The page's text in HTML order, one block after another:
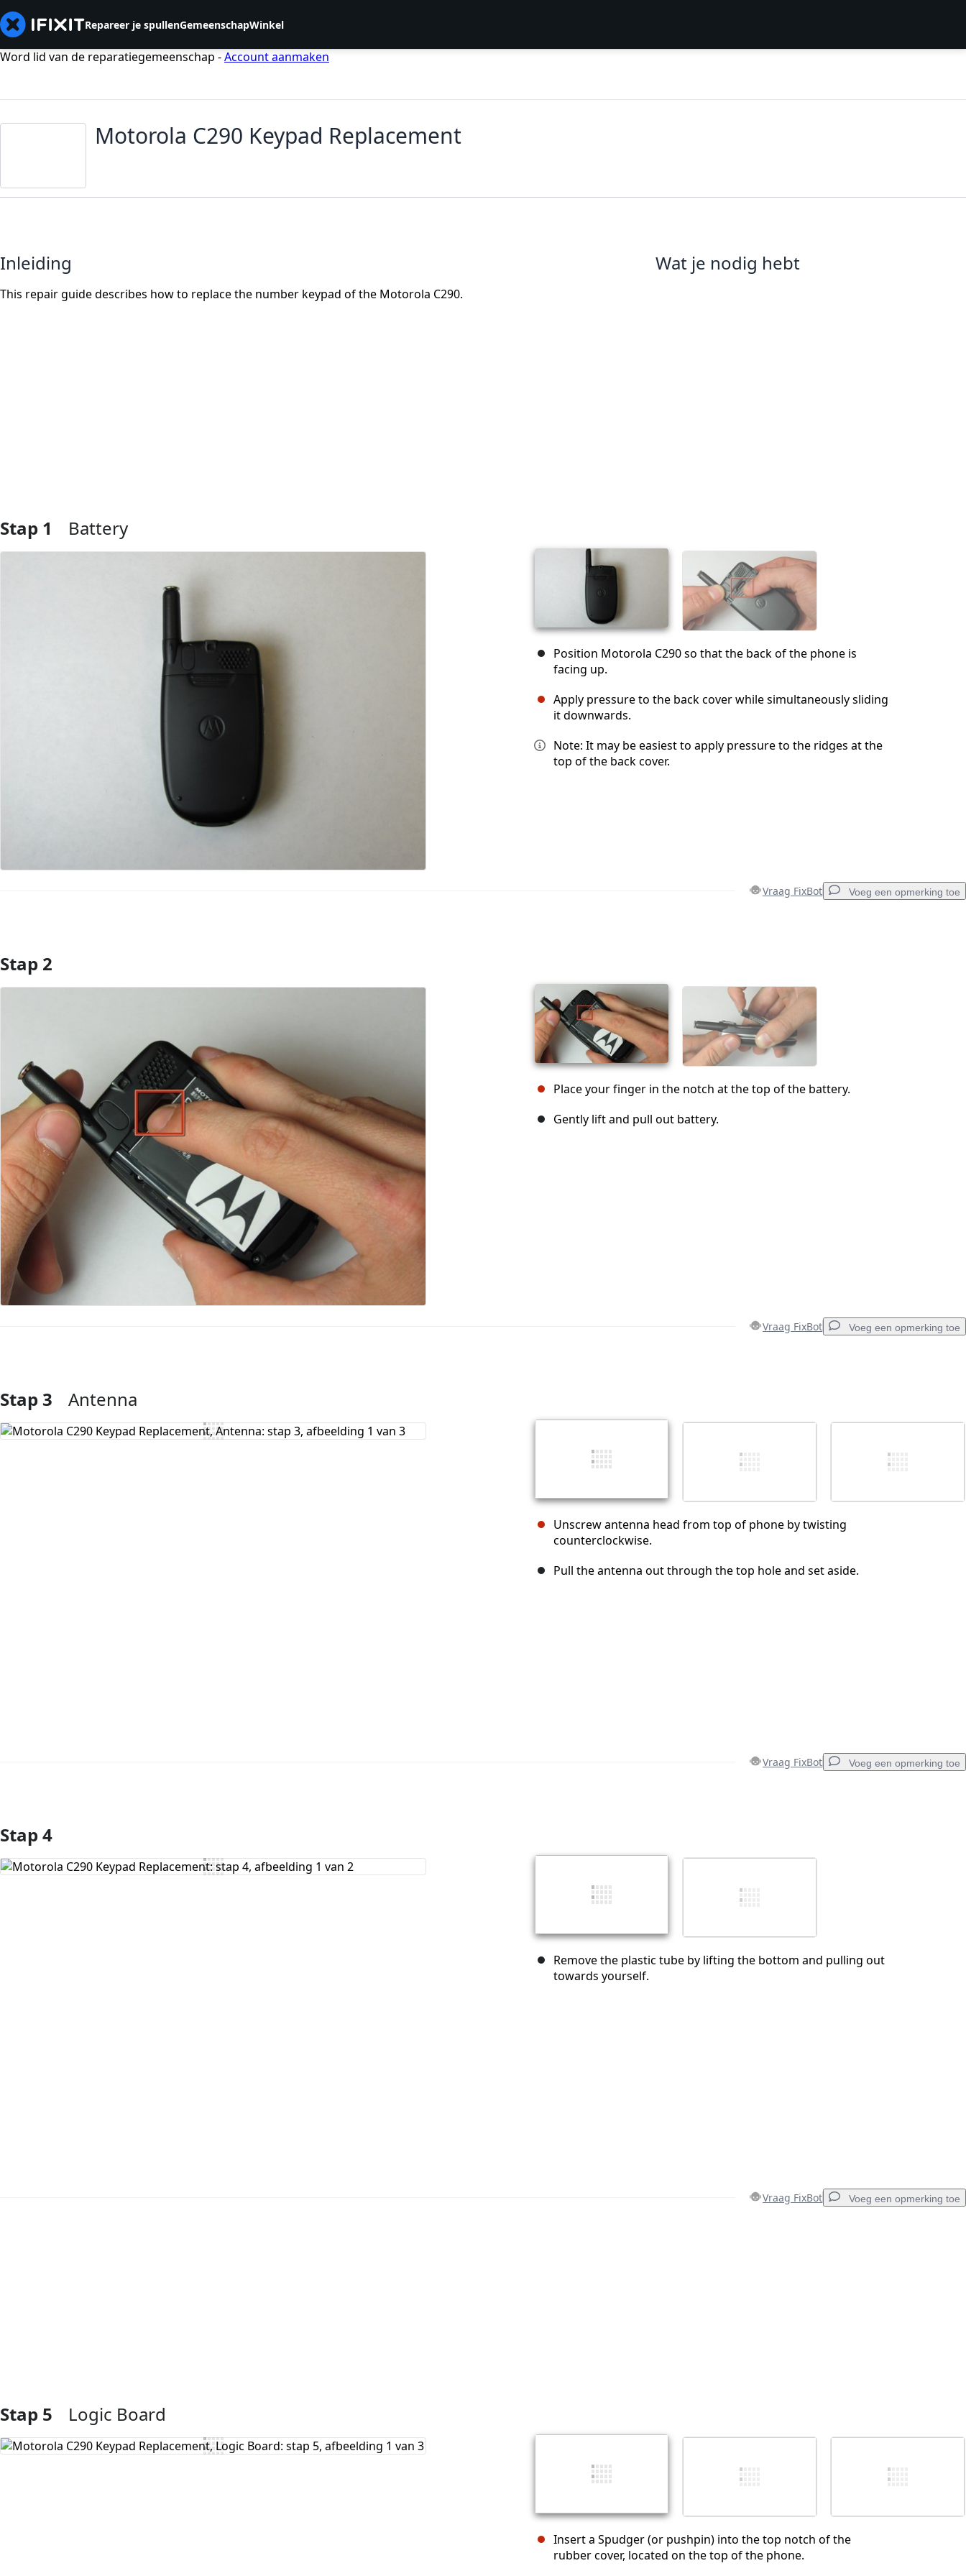
Repareer je spullenGemeenschapWinkel
Word lid van de reparatiegemeenschap -Account aanmaken
Motorola C290 Keypad Replacement
Inleiding
This repair guide describes how to replace the number keypad of the Motorola C290.
Wat je nodig hebt
Stap 1 Battery
Position Motorola C290 so that the back of the phone is
facing up.
Apply pressure to the back cover while simultaneously sliding
it downwards.
Note: It may be easiest to apply pressure to the ridges at the
top of the back cover.
Vraag FixBot Voeg een opmerking toe
Voeg opmerking toe
Annuleren
Stap 2
Place your finger in the notch at the top of the battery.
Gently lift and pull out battery.
Vraag FixBot Voeg een opmerking toe
Voeg opmerking toe
Plaats opmerking
Stap 3 Antenna
Unscrew antenna head from top of phone by twisting
counterclockwise.
Pull the antenna out through the top hole and set aside.
Vraag FixBot Voeg een opmerking toe
Voeg opmerking toe
Stap 4
Remove the plastic tube by lifting the bottom and pulling out
towards yourself.
Vraag FixBot Voeg een opmerking toe
Stap 5 Logic Board
Insert a Spudger (or pushpin) into the top notch of the
rubber cover, located on the top of the phone.